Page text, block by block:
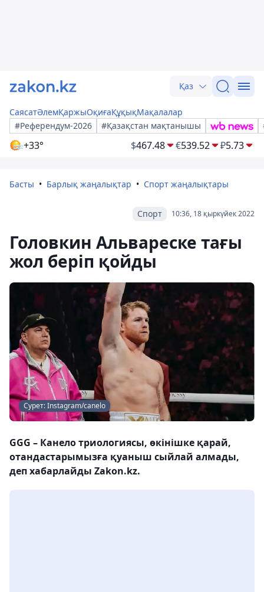
Қаз
СаясатӘлемҚаржыОқиғаҚұқықМақалалар
#Референдум-2026
#Қазақстан мақтанышы
+33° $467.48 €539.52 ₽5.73
Басты Барлық жаңалықтар Спорт жаңалықтары
10:36, 18 қыркүйек 2022
Спорт
Головкин Альвареске тағы
жол беріп қойды
Сурет: Instagram/canelo
GGG – Канело триологиясы, өкінішке қарай,
отандастарымызға қуаныш сыйлай алмады,
деп хабарлайды Zakon.kz.